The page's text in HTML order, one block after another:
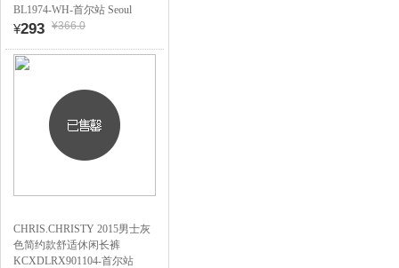
BL1974-WH-首尔站 Seoul
¥293 ¥366.0
CHRIS.CHRISTY 2015男士灰
色简约款舒适休闲长裤
KCXDLRX901104-首尔站